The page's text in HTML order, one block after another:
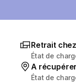
Retrait
État de
A
État de